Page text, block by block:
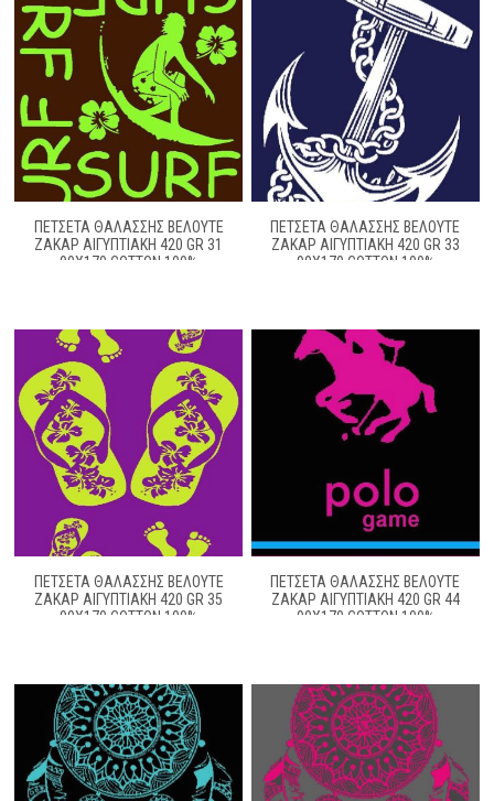
ΠΕΤΣΕΤΑ ΘΑΛΑΣΣΗΣ ΒΕΛΟΥΤΕ
ΖΑΚΆΡ ΑΙΓΥΠΤΙΑΚΉ 420 GR 31
90X170 COTTON 100%
ΠΕΤΣΕΤΑ ΘΑΛΑΣΣΗΣ ΒΕΛΟΥΤΕ
ΖΑΚΆΡ ΑΙΓΥΠΤΙΑΚΉ 420 GR 33
90X170 COTTON 100%
ΠΕΤΣΕΤΑ ΘΑΛΑΣΣΗΣ ΒΕΛΟΥΤΕ
ΖΑΚΆΡ ΑΙΓΥΠΤΙΑΚΉ 420 GR 35
90X170 COTTON 100%
ΠΕΤΣΕΤΑ ΘΑΛΑΣΣΗΣ ΒΕΛΟΥΤΕ
ΖΑΚΆΡ ΑΙΓΥΠΤΙΑΚΉ 420 GR 44
90X170 COTTON 100%